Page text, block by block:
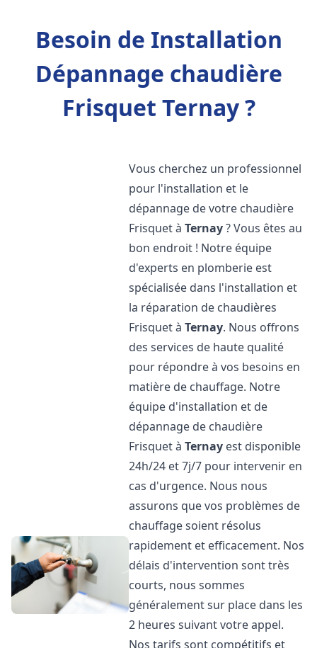
Besoin de Installation
Dépannage chaudière
Frisquet Ternay ?
Vous cherchez un professionnel
pour l'installation et le
dépannage de votre chaudière
Frisquet àTernay? Vous êtes au
bon endroit ! Notre équipe
d'experts en plomberie est
spécialisée dans l'installation et
la réparation de chaudières
Frisquet àTernay. Nous offrons
des services de haute qualité
pour répondre à vos besoins en
matière de chauffage. Notre
équipe d'installation et de
dépannage de chaudière
Frisquet àTernay est disponible
24h/24 et 7j/7 pour intervenir en
cas d'urgence. Nous nous
assurons que vos problèmes de
chauffage soient résolus
rapidement et efficacement. Nos
délais d'intervention sont très
courts, nous sommes
généralement sur place dans les
2 heures suivant votre appel.
Nos tarifs sont compétitifs et